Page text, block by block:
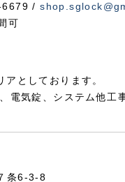
6679 /
可
としております。
電気錠、システム他工
条6-3-8